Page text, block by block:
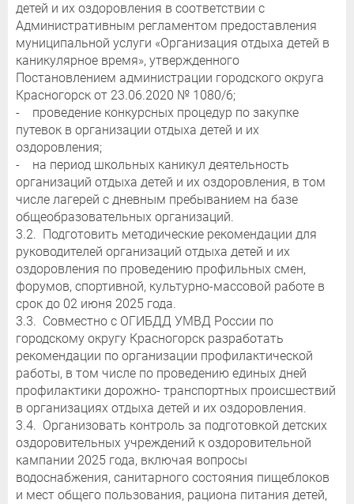
детей и их оздоровления в соответствии с
Административным регламентом предоставления
муниципальной услуги «Организация отдыха детей в
каникулярное время», утвержденного
Постановлением администрации городского округа
Красногорск от 23.06.2020 № 1080/6;
- проведение конкурсных процедур по закупке
путевок в организации отдыха детей и их
оздоровления;
- на период школьных каникул деятельность
организаций отдыха детей и их оздоровления, в том
числе лагерей с дневным пребыванием на базе
общеобразовательных организаций.
3.2. Подготовить методические рекомендации для
руководителей организаций отдыха детей и их
оздоровления по проведению профильных смен,
форумов, спортивной, культурно-массовой работе в
срок до 02 июня 2025 года.
3.3. Совместно с ОГИБДД УМВД России по
городскому округу Красногорск разработать
рекомендации по организации профилактической
работы, в том числе по проведению единых дней
профилактики дорожно- транспортных происшествий
в организациях отдыха детей и их оздоровления.
3.4. Организовать контроль за подготовкой детских
оздоровительных учреждений к оздоровительной
кампании 2025 года, включая вопросы
водоснабжения, санитарного состояния пищеблоков
и мест общего пользования, рациона питания детей,